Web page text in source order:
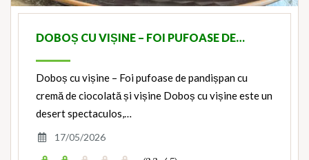
DOBOȘ CU VIȘINE – FOI PUFOASE DE…
Doboș cu vișine – Foi pufoase de pandișpan cu
cremă de ciocolată și vișine Doboș cu vișine este un
desert spectaculos,…
17/05/2026